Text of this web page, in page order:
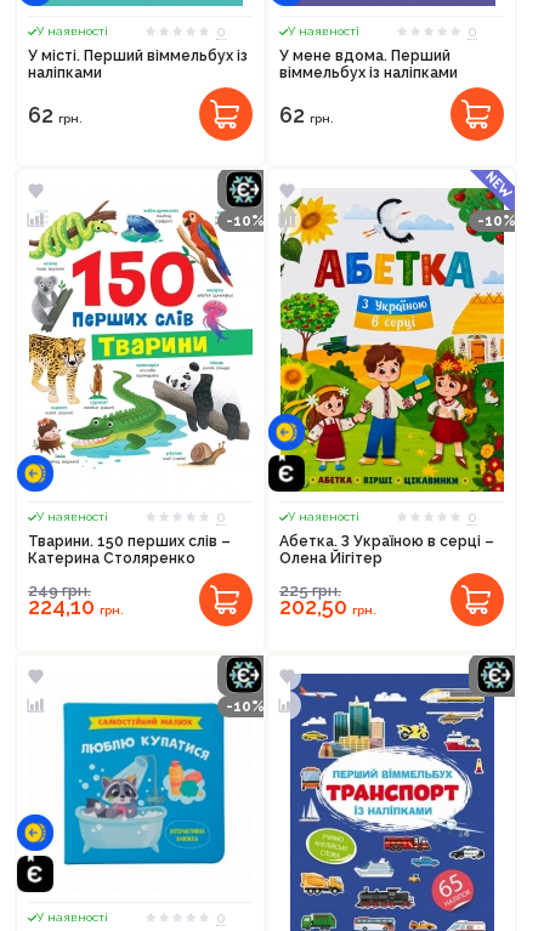
У наявності
0
У місті. Перший віммельбух із
наліпками
62 грн.
У наявності
0
У мене вдома. Перший
віммельбух із наліпками
62 грн.
-10%
У наявності
0
Тварини. 150 перших слів –
Катерина Столяренко
249грн.
224,10 грн.
-10%
У наявності
0
Абетка. З Україною в серці –
Олена Йігітер
225грн.
202,50 грн.
-10%
У наявності
0